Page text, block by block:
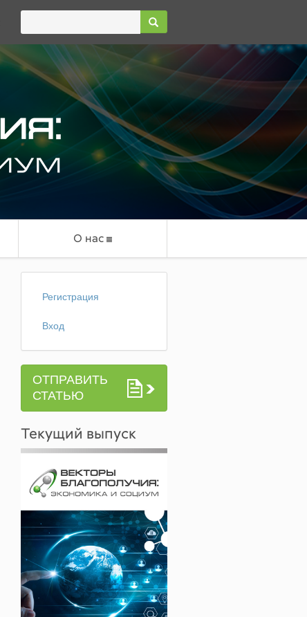
О нас
Регистрация
Вход
ОТПРАВИТЬ
СТАТЬЮ
Текущий выпуск